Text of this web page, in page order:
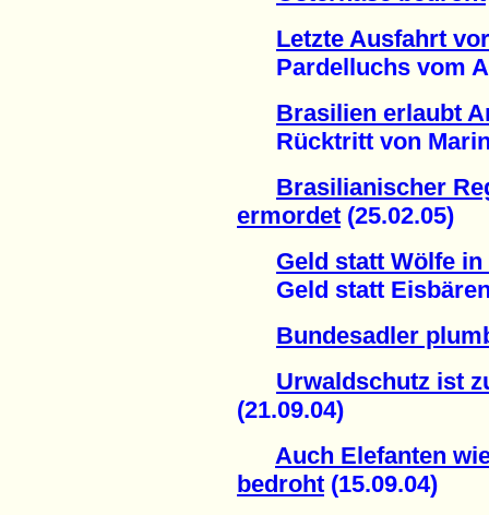
Letzte Ausfahrt
Pardelluchs vom
Brasilien erlaubt
Rücktritt von
Brasilianischer
ermordet (25.02.05)
Geld statt Wölfe
Geld statt Eisbären
Bundesadler
Urwaldschutz ist
(21.09.04)
Auch Elefanten
bedroht (15.09.04)